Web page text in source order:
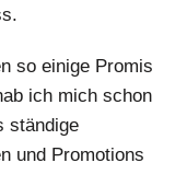
so einige Promis
ich mich schon
ständige
und Promotions